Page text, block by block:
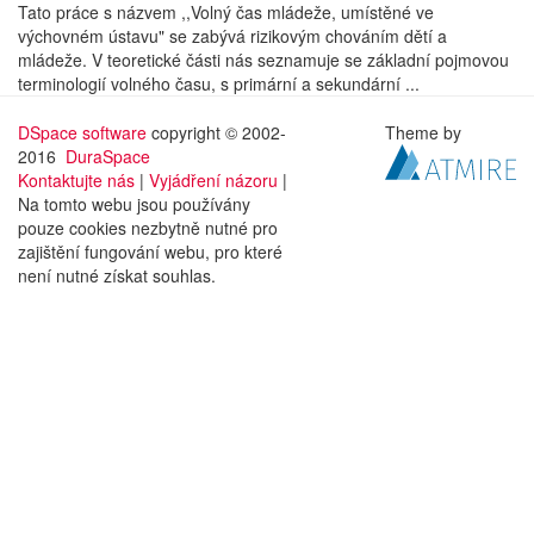
Tato práce s názvem ,,Volný čas mládeže, umístěné ve
výchovném ústavu" se zabývá rizikovým chováním dětí a
mládeže. V teoretické části nás seznamuje se základní pojmovou
terminologií volného času, s primární a sekundární ...
DSpace software copyright © 2002-
2016 DuraSpace
Kontaktujte nás | Vyjádření názoru |
Na tomto webu jsou používány
pouze cookies nezbytně nutné pro
zajištění fungování webu, pro které
není nutné získat souhlas.
Theme by